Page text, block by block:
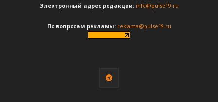
Электронный адрес редакции: info@pulse19.ru
По вопросам рекламы: reklama@pulse19.ru